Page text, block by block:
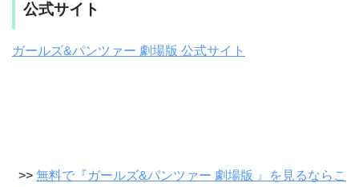
公式サイト
ガールズ&パンツァー 劇場版 公式サイト
>> 無料で『ガールズ&パンツァー 劇場版 』を見るならこ